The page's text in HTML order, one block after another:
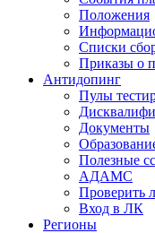
Положения
Списки
Приказы о
Антидопинг
Пулы
Документы
Полезные
АДАМС
Проверить
Вход в ЛК
Регионы